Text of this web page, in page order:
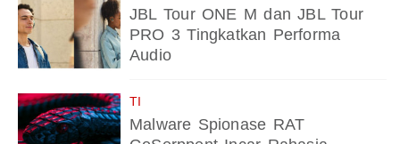
JBL Tour ONE M dan JBL Tour
PRO 3 Tingkatkan Performa
Audio
TI
Malware Spionase RAT